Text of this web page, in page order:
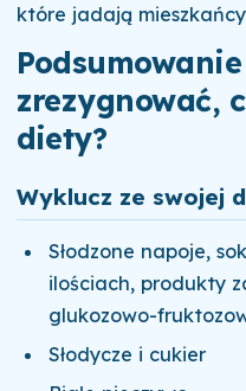
które jadają
zrezygnować,
diety?
Wyklucz ze swojej
Słodzone napoje,
ilościach, produkty
glukozowo-
Słodycze i cukier